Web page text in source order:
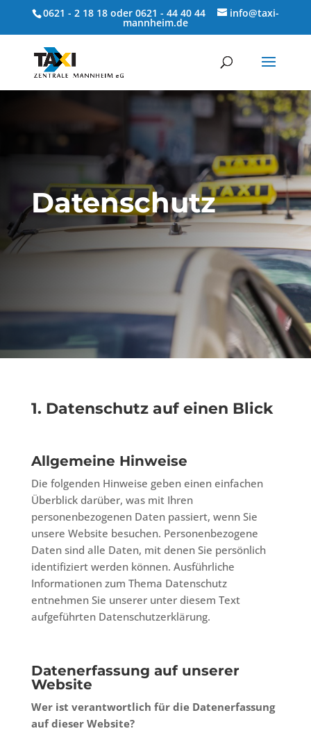
0621 - 2 18 18 oder 0621 - 44 40 44 info@taxi-
mannheim.de
Datenschutz
1. Datenschutz auf einen Blick
Allgemeine Hinweise
Die folgenden Hinweise geben einen einfachen
Überblick darüber, was mit Ihren
personenbezogenen Daten passiert, wenn Sie
unsere Website besuchen. Personenbezogene
Daten sind alle Daten, mit denen Sie persönlich
identifiziert werden können. Ausführliche
Informationen zum Thema Datenschutz
entnehmen Sie unserer unter diesem Text
aufgeführten Datenschutzerklärung.
Datenerfassung auf unserer
Website
Wer ist verantwortlich für die Datenerfassung
auf dieser Website?